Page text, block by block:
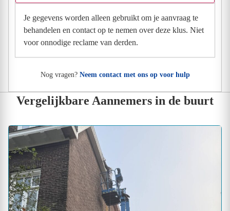
Je gegevens worden alleen gebruikt om je aanvraag te
behandelen en contact op te nemen over deze klus. Niet
voor onnodige reclame van derden.
Nog vragen? Neem contact met ons op voor hulp
Vergelijkbare Aannemers in de buurt